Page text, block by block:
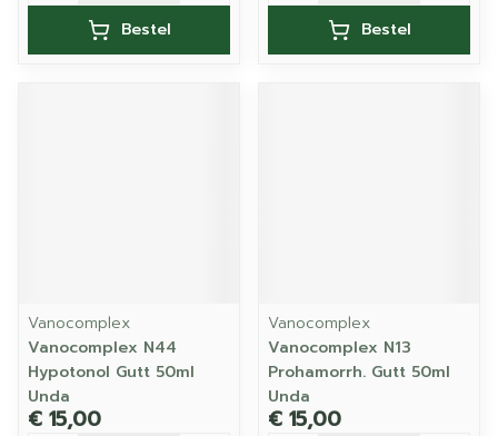
Bestel Bestel
Vanocomplex
Vanocomplex N44
Hypotonol Gutt 50ml
Unda
€ 15,00
Vanocomplex
Vanocomplex N13
Prohamorrh. Gutt 50ml
Unda
€ 15,00